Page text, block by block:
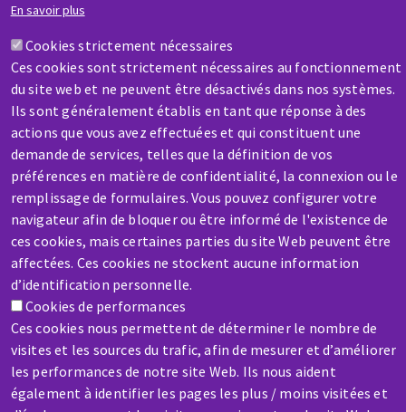
En savoir plus
Cookies strictement nécessaires
Ces cookies sont strictement nécessaires au fonctionnement
du site web et ne peuvent être désactivés dans nos systèmes.
Ils sont généralement établis en tant que réponse à des
actions que vous avez effectuées et qui constituent une
demande de services, telles que la définition de vos
préférences en matière de confidentialité, la connexion ou le
remplissage de formulaires. Vous pouvez configurer votre
navigateur afin de bloquer ou être informé de l'existence de
ces cookies, mais certaines parties du site Web peuvent être
affectées. Ces cookies ne stockent aucune information
d’identification personnelle.
Cookies de performances
Ces cookies nous permettent de déterminer le nombre de
visites et les sources du trafic, afin de mesurer et d’améliorer
les performances de notre site Web. Ils nous aident
également à identifier les pages les plus / moins visitées et
SAV / RÉPARATION
Une machine cassée ? En panne ?
Contactez-nous
au
contenu
principal